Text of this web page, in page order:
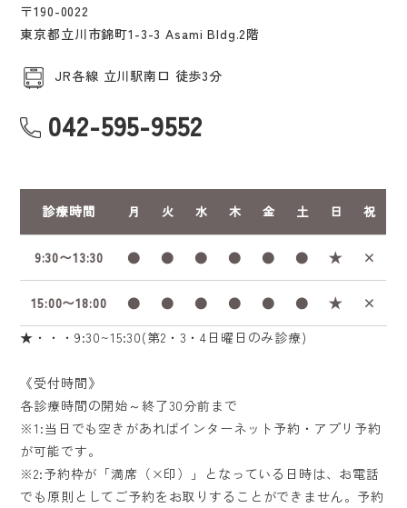
〒190-0022
東京都立川市錦町1-3-3 Asami Bldg.2階
JR各線 立川駅南口 徒歩3分
042-595-9552
診療時間 月 火 水 木 金 土 日 祝
9:30〜13:30 ● ● ● ● ● ● ★ ×
15:00〜18:00 ● ● ● ● ● ● ★
×
★・・・9:30~15:30(第2・3・4日曜日のみ診療)
《受付時間》
各診療時間の開始～終了30分前まで
※1:当日でも空きがあればインターネット予約・アプリ予約
が可能です。
※2:予約枠が「満席（×印）」となっている日時は、お電話
でも原則としてご予約をお取りすることができません。予約